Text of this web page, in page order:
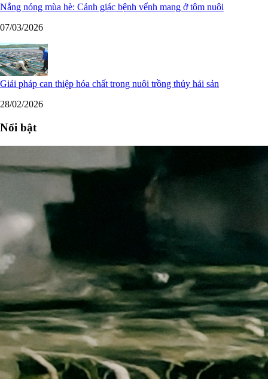
Nắng nóng mùa hè: Cảnh giác bệnh vểnh mang ở tôm nuôi
07/03/2026
Giải pháp can thiệp hóa chất trong nuôi trồng thủy hải sản
28/02/2026
Nổi bật